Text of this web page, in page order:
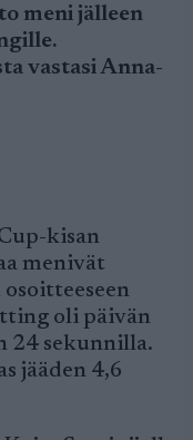
meni jälleen
vastasi Anna-
kisan
menivät
oli päivän
24 sekunnilla.
jääden 4,6